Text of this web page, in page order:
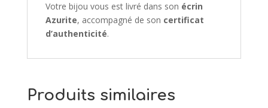
Votre bijou vous est livré dans son écrin
Azurite, accompagné de son certificat
d’authenticité.
Produits similaires